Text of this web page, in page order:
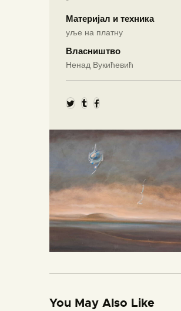
Материјал и техника
уље на платну
Власништво
Ненад Вукићевић
You May Also Like